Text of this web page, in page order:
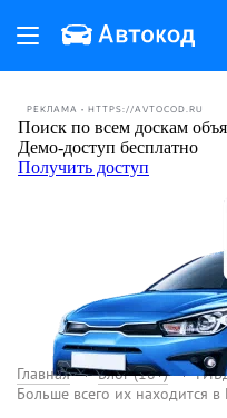
РЕКЛАМА • HTTPS://AVTOCOD.RU
Главная Блог (18+)
Больше всего их находится в